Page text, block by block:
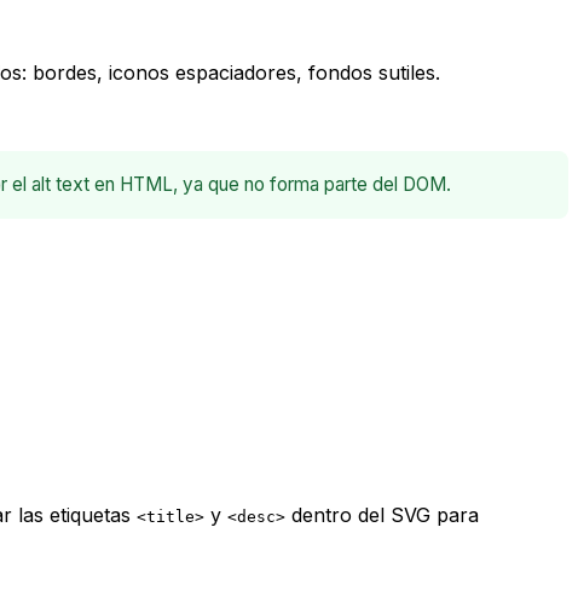
bordes, iconos espaciadores, fondos sutiles.
alt text en HTML, ya que no forma parte del DOM.
las etiquetas <title> y <desc> dentro del SVG para